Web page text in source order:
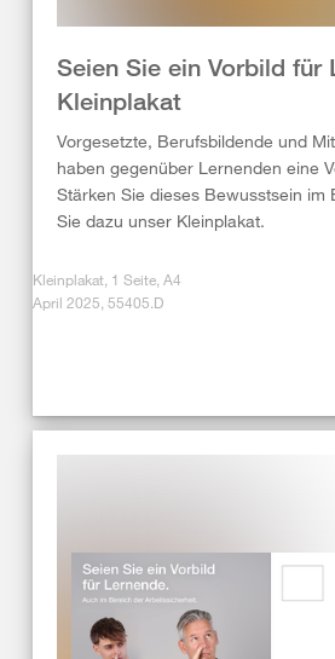
Seien Sie ein Vorbild für
Kleinplakat
Vorgesetzte, Berufsbildende und
haben gegenüber Lernenden eine
Stärken Sie dieses Bewusstsein im
Sie dazu unser Kleinplakat.
Kleinplakat, 1 Seite, A4
April 2025, 55405.D